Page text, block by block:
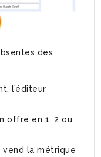
des
l’éditeur
offre en 1, 2 ou
vend la métrique